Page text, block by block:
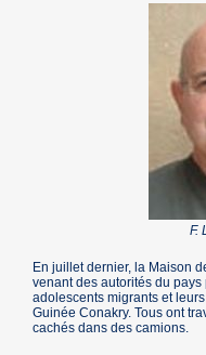
F.
En juillet dernier, la Maison
venant des autorités du
adolescents migrants et
Guinée Conakry. Tous ont
cachés dans des camions.